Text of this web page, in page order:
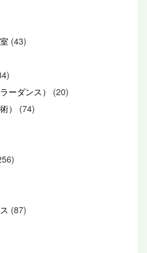
(43)
ーダンス）
(20)
）
(74)
(87)